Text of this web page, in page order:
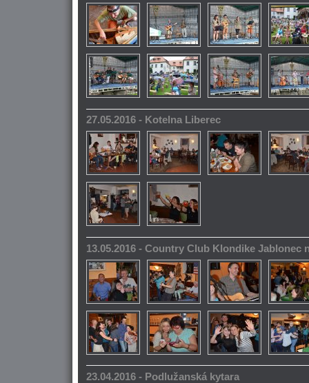
27.05.2016 - Kotelna Liberec
13.05.2016 - Country Club Klondike Jablonec
23.04.2016 - Podlužanská kytara